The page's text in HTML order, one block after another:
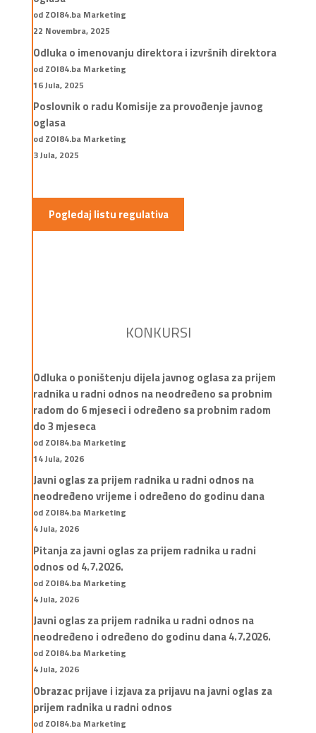
od ZOI84.ba Marketing
22 Novembra, 2025
Odluka o imenovanju direktora i izvršnih direktora
od ZOI84.ba Marketing
16 Jula, 2025
Poslovnik o radu Komisije za provođenje javnog
oglasa
od ZOI84.ba Marketing
3 Jula, 2025
Pogledaj listu regulativa
KONKURSI
Odluka o poništenju dijela javnog oglasa za prijem
radnika u radni odnos na neodređeno sa probnim
radom do 6 mjeseci i određeno sa probnim radom
do 3 mjeseca
od ZOI84.ba Marketing
14 Jula, 2026
Javni oglas za prijem radnika u radni odnos na
neodređeno vrijeme i određeno do godinu dana
od ZOI84.ba Marketing
4 Jula, 2026
Pitanja za javni oglas za prijem radnika u radni
odnos od 4.7.2026.
od ZOI84.ba Marketing
4 Jula, 2026
Javni oglas za prijem radnika u radni odnos na
neodređeno i određeno do godinu dana 4.7.2026.
od ZOI84.ba Marketing
4 Jula, 2026
Obrazac prijave i izjava za prijavu na javni oglas za
prijem radnika u radni odnos
od ZOI84.ba Marketing